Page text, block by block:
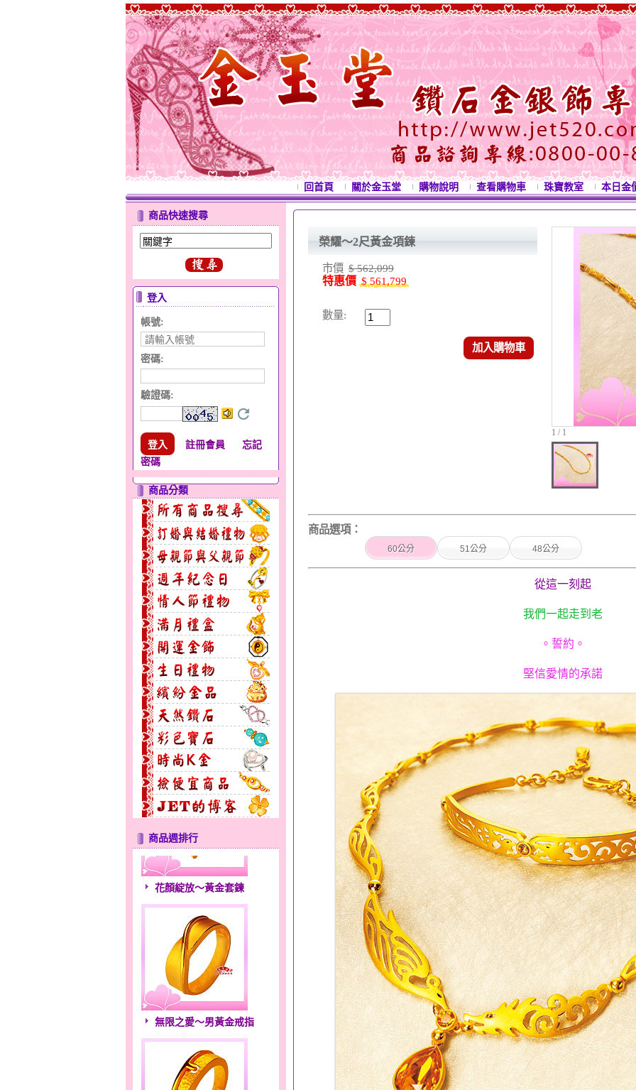
回首頁 關於金玉堂 購物說明 查看購物車 珠寶教室 本日金
商品快速搜尋
登入
帳號:
密碼:
驗證碼:
註冊會員
忘記
密碼
商品分類
商品週排行
花顏綻放～黃金套鍊
無限之愛～男黃金戒指
1 / 1
榮耀～2尺黃金項鍊
市價 $ 562,099
特惠價 $ 561,799
數量:
加入購物車
商品選項：
60公分 51公分 48公分
從這一刻起
我們一起走到老
。誓約。
堅信愛情的承諾